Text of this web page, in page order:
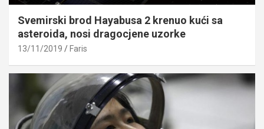
Svemirski brod Hayabusa 2 krenuo kući sa
asteroida, nosi dragocjene uzorke
13/11/2019 Faris